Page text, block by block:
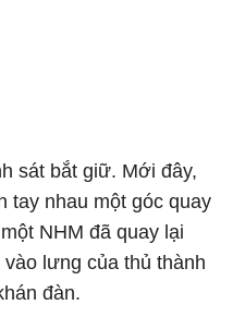
sát bắt giữ. Mới đây,
tay nhau một góc quay
NHM đã quay lại
lưng của thủ thành
đàn.